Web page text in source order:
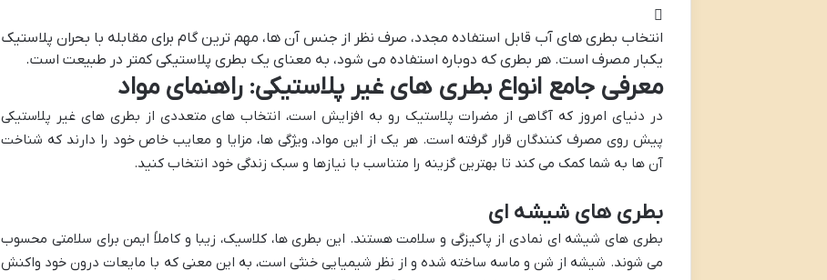
انتخاب بطری های آب قابل استفاده مجدد، صرف نظر از جنس آن ها، مهم ترین گام برای مقابله با بحران پلاستیک
یکبار مصرف است. هر بطری که دوباره استفاده می شود، به معنای یک بطری پلاستیکی کمتر در طبیعت است.
معرفی جامع انواع بطری های غیر پلاستیکی: راهنمای مواد
در دنیای امروز که آگاهی از مضرات پلاستیک رو به افزایش است، انتخاب های متعددی از بطری های غیر پلاستیکی
پیش روی مصرف کنندگان قرار گرفته است. هر یک از این مواد، ویژگی ها، مزایا و معایب خاص خود را دارند که شناخت
آن ها به شما کمک می کند تا بهترین گزینه را متناسب با نیازها و سبک زندگی خود انتخاب کنید.
بطری های شیشه ای
بطری های شیشه ای نمادی از پاکیزگی و سلامت هستند. این بطری ها، کلاسیک، زیبا و کاملاً ایمن برای سلامتی محسوب
می شوند. شیشه از شن و ماسه ساخته شده و از نظر شیمیایی خنثی است، به این معنی که با مایعات درون خود واکنش